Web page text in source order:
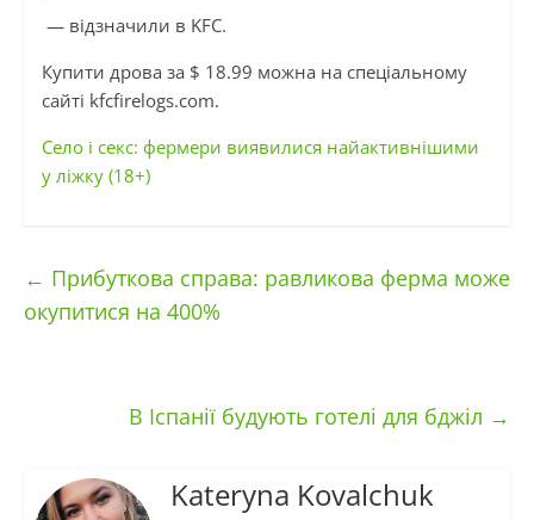
— відзначили в KFC.
Купити дрова за $ 18.99 можна на спеціальному
сайті kfcfirelogs.com.
Село і секс: фермери виявилися найактивнішими
у ліжку (18+)
← Прибуткова справа: равликова ферма може
окупитися на 400%
В Іспанії будують готелі для бджіл →
Kateryna Kovalchuk